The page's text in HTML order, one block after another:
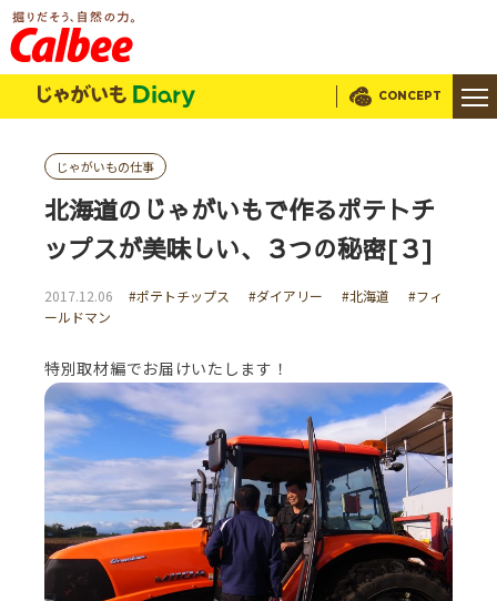
じゃがいもDialy CONCEPT
じゃがいもの仕事
北海道のじゃがいもで作るポテトチ
ップスが美味しい、３つの秘密[３]
2017.12.06 #ポテトチップス #ダイアリー #北海道
#フィ
ールドマン
特別取材編でお届けいたします！